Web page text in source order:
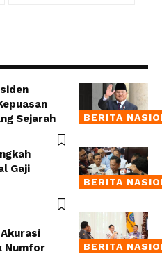
BERITA
Sejarah
BERITA
Gaji
BERITA
Numfor